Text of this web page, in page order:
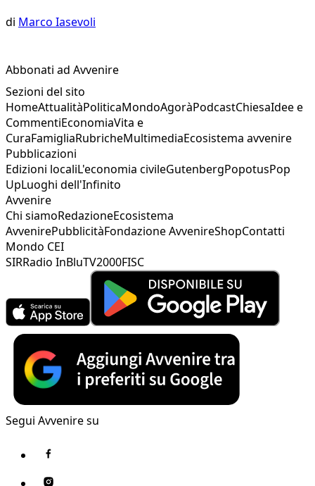
di Marco Iasevoli
Abbonati ad Avvenire
Sezioni del sito
HomeAttualitàPoliticaMondoAgoràPodcastChiesaIdee e
CommentiEconomiaVita e
CuraFamigliaRubricheMultimediaEcosistema avvenire
Pubblicazioni
Edizioni localiL'economia civileGutenbergPopotusPop
UpLuoghi dell'Infinito
Avvenire
Chi siamoRedazioneEcosistema
AvvenirePubblicitàFondazione AvvenireShopContatti
Mondo CEI
SIRRadio InBluTV2000FISC
Segui Avvenire su